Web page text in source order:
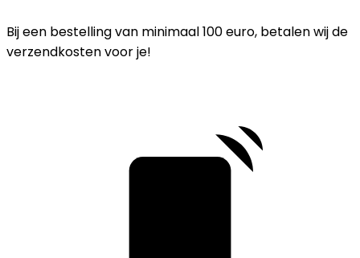
Bij een bestelling van minimaal 100 euro, betalen wij de
verzendkosten voor je!